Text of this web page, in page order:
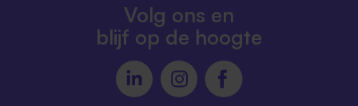
Volg ons en
blijf op de hoogte